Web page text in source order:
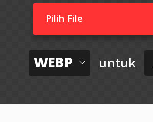
Pilih File
WEBP untuk